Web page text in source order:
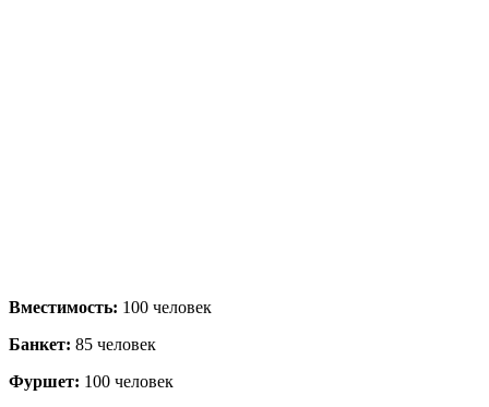
Вместимость: 100 человек
Банкет: 85 человек
Фуршет: 100 человек